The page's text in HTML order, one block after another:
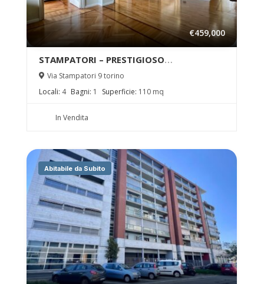
€459,000
STAMPATORI – PRESTIGIOSO
QUADRILOCALE NEL QUADRILATERO
Via Stampatori 9 torino
Locali: 4 Bagni: 1 Superficie: 110 mq
In Vendita
Abitabile da Subito